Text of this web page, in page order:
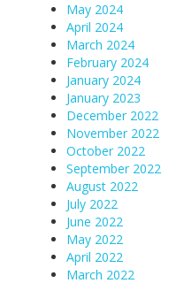
May 2024
April 2024
March 2024
February 2024
January 2024
January 2023
December 2022
November 2022
October 2022
September 2022
August 2022
July 2022
June 2022
May 2022
April 2022
March 2022